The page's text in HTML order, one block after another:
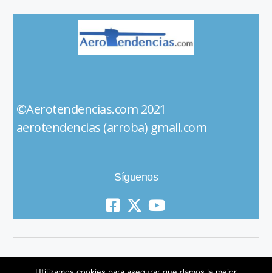
©Aerotendencias.com 2021
aerotendencias (arroba) gmail.com
Síguenos